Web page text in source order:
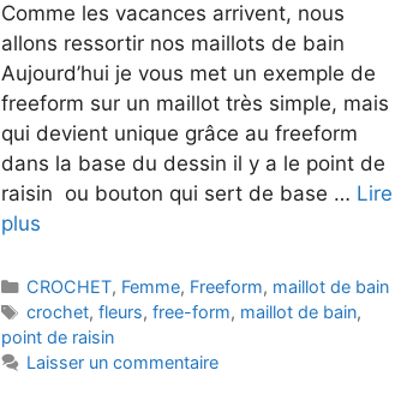
Comme les vacances arrivent, nous
allons ressortir nos maillots de bain
Aujourd’hui je vous met un exemple de
freeform sur un maillot très simple, mais
qui devient unique grâce au freeform
dans la base du dessin il y a le point de
raisin ou bouton qui sert de base … Lire
plus
Catégories
CROCHET, Femme, Freeform, maillot de bain
Étiquettes
crochet,fleurs,free-form, maillot de bain,
point de raisin
Laisser un commentaire